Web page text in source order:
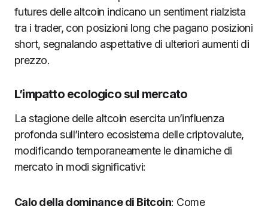
futures delle altcoin indicano un sentiment rialzista
tra i trader, con posizioni long che pagano posizioni
short, segnalando aspettative di ulteriori aumenti di
prezzo.
L’impatto ecologico sul mercato
La stagione delle altcoin esercita un’influenza
profonda sull’intero ecosistema delle criptovalute,
modificando temporaneamente le dinamiche di
mercato in modi significativi:
Calo della dominance di Bitcoin: Come